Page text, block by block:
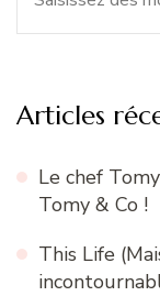
Articles
Le chef
Tomy & Co !
This Life